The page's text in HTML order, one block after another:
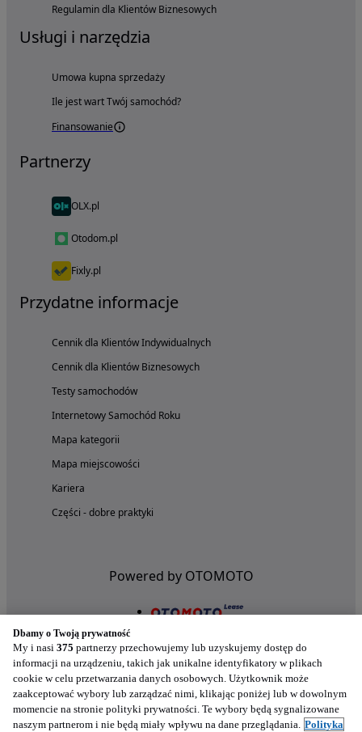
Regulamin dla Klientów Biznesowych
Usługi i narzędzia
Umowa kupna sprzedaży
Ile jest wart Twój samochód?
Finansowanie
Partnerzy
OLX.pl
Otodom.pl
Fixly.pl
Przydatne informacje
Cennik dla Klientów Indywidualnych
Cennik dla Klientów Biznesowych
Testy samochodów
Internetowy Samochód Roku
Mapa kategorii
Mapa miejscowości
Kariera
Części - dobre praktyki
Powered by OTOMOTO
Dbamy o Twoją prywatność
My i nasi 375 partnerzy przechowujemy lub uzyskujemy dostęp do
informacji na urządzeniu, takich jak unikalne identyfikatory w plikach
cookie w celu przetwarzania danych osobowych. Użytkownik może
zaakceptować wybory lub zarządzać nimi, klikając poniżej lub w dowolnym
momencie na stronie polityki prywatności. Te wybory będą sygnalizowane
naszym partnerom i nie będą miały wpływu na dane przeglądania. Polityka